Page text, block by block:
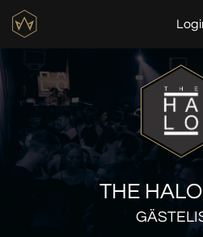
THE